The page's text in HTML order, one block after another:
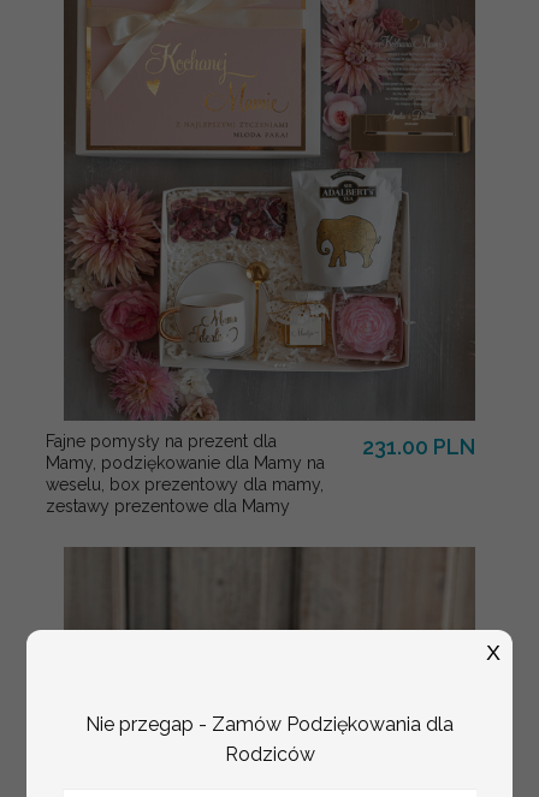
Fajne pomysły na prezent dla
Mamy, podziękowanie dla Mamy na
weselu, box prezentowy dla mamy,
zestawy prezentowe dla Mamy
231.00 PLN
Nie przegap - Zamów Podziękowania dla
Rodziców
X